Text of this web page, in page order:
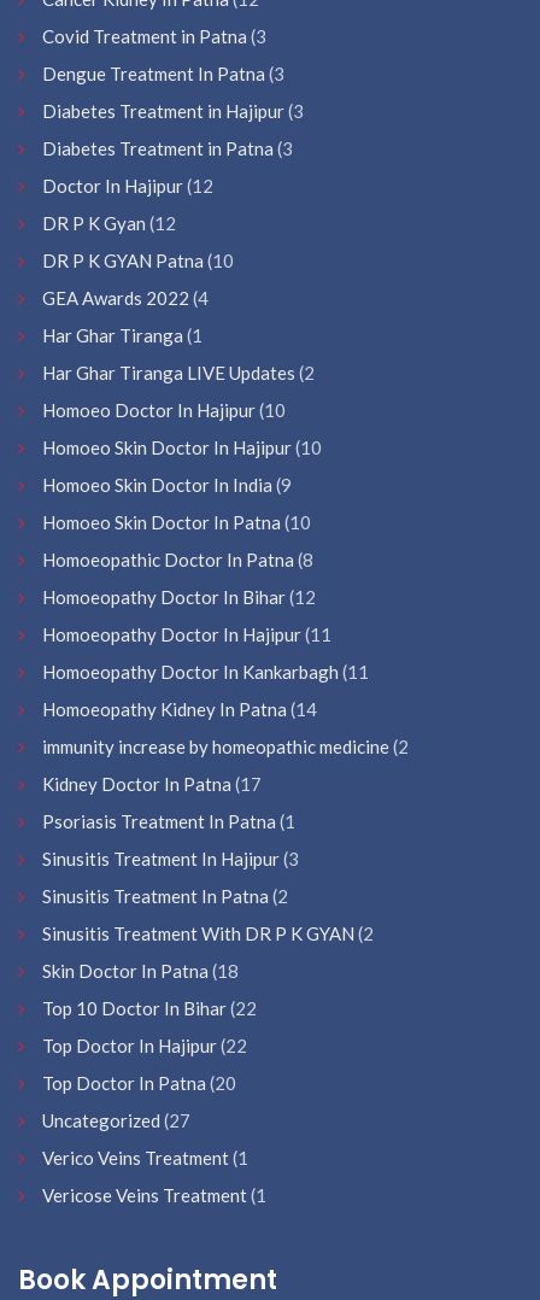
Covid Treatment in Patna (3
Dengue Treatment In Patna (3
Diabetes Treatment in Hajipur(3
Diabetes Treatment in Patna (3
Doctor In Hajipur(12
DR P K Gyan (12
DR P K GYAN Patna (10
GEA Awards 2022 (4
Har Ghar Tiranga (1
Har Ghar Tiranga LIVE Updates (2
Homoeo Doctor In Hajipur(10
Homoeo Skin Doctor In Hajipur(10
Homoeo Skin Doctor In India (9
Homoeo Skin Doctor In Patna (10
Homoeopathic Doctor In Patna (8
Homoeopathy Doctor In Bihar(12
Homoeopathy Doctor In Hajipur(11
Homoeopathy Doctor In Kankarbagh (11
Homoeopathy Kidney In Patna (14
immunity increase by homeopathic medicine(2
Kidney Doctor In Patna (17
Psoriasis Treatment In Patna (1
Sinusitis Treatment In Hajipur(3
Sinusitis Treatment In Patna (2
Sinusitis Treatment With DR P K GYAN (2
Skin Doctor In Patna (18
Top 10 Doctor In Bihar(22
Top Doctor In Hajipur(22
Top Doctor In Patna (20
Uncategorized (27
Verico Veins Treatment(1
Vericose Veins Treatment(1
Book Appointment